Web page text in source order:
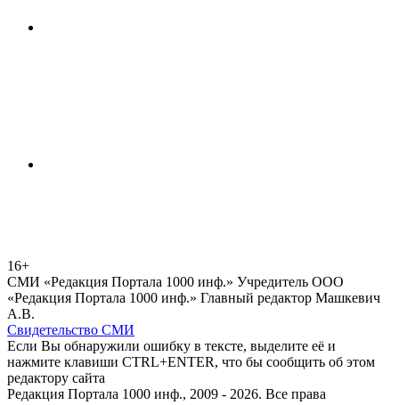
16+
СМИ «Редакция Портала 1000 инф.» Учредитель ООО
«Редакция Портала 1000 инф.» Главный редактор Машкевич
А.В.
Свидетельство СМИ
Если Вы обнаружили ошибку в тексте, выделите её и
нажмите клавиши CTRL+ENTER, что бы сообщить об этом
редактору сайта
Редакция Портала 1000 инф., 2009 - 2026. Все права